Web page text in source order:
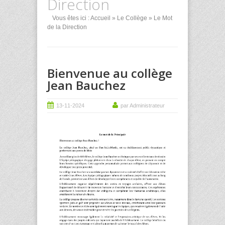
Direction
Vous êtes ici :Accueil » Le Collège » Le Mot
de la Direction
Bienvenue au collège
Jean Bauchez
13-11-2024 par Administrateur